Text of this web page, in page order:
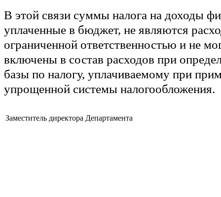
В этой связи суммы налога на доходы
уплаченные в бюджет, не являются
ограниченной ответственностью и не
включены в состав расходов при
базы по налогу, уплачиваемому при
упрощенной системы налогообложения.
Заместитель директора Департамента